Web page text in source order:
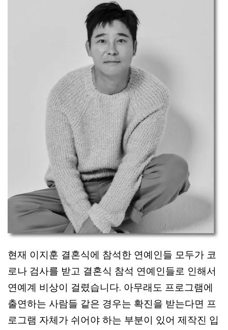
현재 이지훈 결혼식에 참석한 연예인들 모두가 코
로나 검사를 받고 결혼식 참석 연예인들로 인해서
연예계 비상이 걸렸습니다. 아무래도 프로그램에
출연하는 사람들 같은 경우는 확진을 받는다면 프
로그램 자체가 쉬어야 하는 부분이 있어 제작진 입